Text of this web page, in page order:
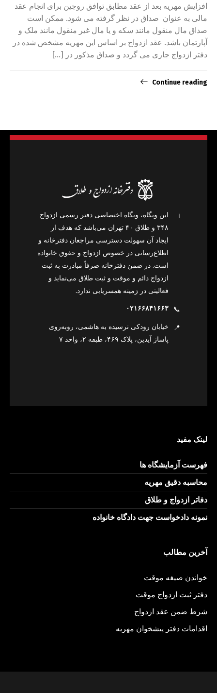
افزایش مهریه بعد از عقد مطابق توافق روجین برای انجام عقد
مالی به عنوان صداق در نظر گرفته می شود. ممکن است
صداق مال منقول مانند سکه و یا مال غیر منقول مانند ملک و
آپارتمان باشد. عقد ازدواج بر اساس این مهریه مشخص شده در
دفتر ازدواج جاری می گردد و صداق مذکور در […]
Continue reading
ℹ️
این وبگاه، وبگاه اختصاصی دفتر رسمی ازدواج
۳۴۸ و طلاق ۴۰ تهران می‌باشد که هدف از
ایجاد آن سهولت دسترسی مراجعان دفترخانه و
اطلاع‌رسانی در خصوص ازدواج و حقوق خانواده
است. در ضمن دفترخانه صرفاً مبادرت به ثبت
ازدواج دائم و موقت و ثبت طلاق می‌نماید و
فعالیتی در زمینه همسریابی ندارد.
📞 ۰۲۱۶۶۸۴۱۶۶۳
📍
خیابان رودکی نرسیده به هاشمی، روبه‌روی
پاساژ آیدین، پلاک ۴۶۹، طبقه ۲، واحد ۷
لینک مفید
فهرست آزمایشگاه ها
محاسبه دقیق مهریه
دفاتر ازدواج و طلاق
نمونه دادخواست جهت دادگاه خانواده
آخرین مطالب
خواندن صیغه موقت
دفتر ثبت ازدواج موقت
شرط ضمن عقد ازدواج
اقدامات دفتر پیشخوان مهریه